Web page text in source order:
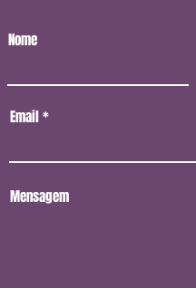
Nome
Email
Mensagem